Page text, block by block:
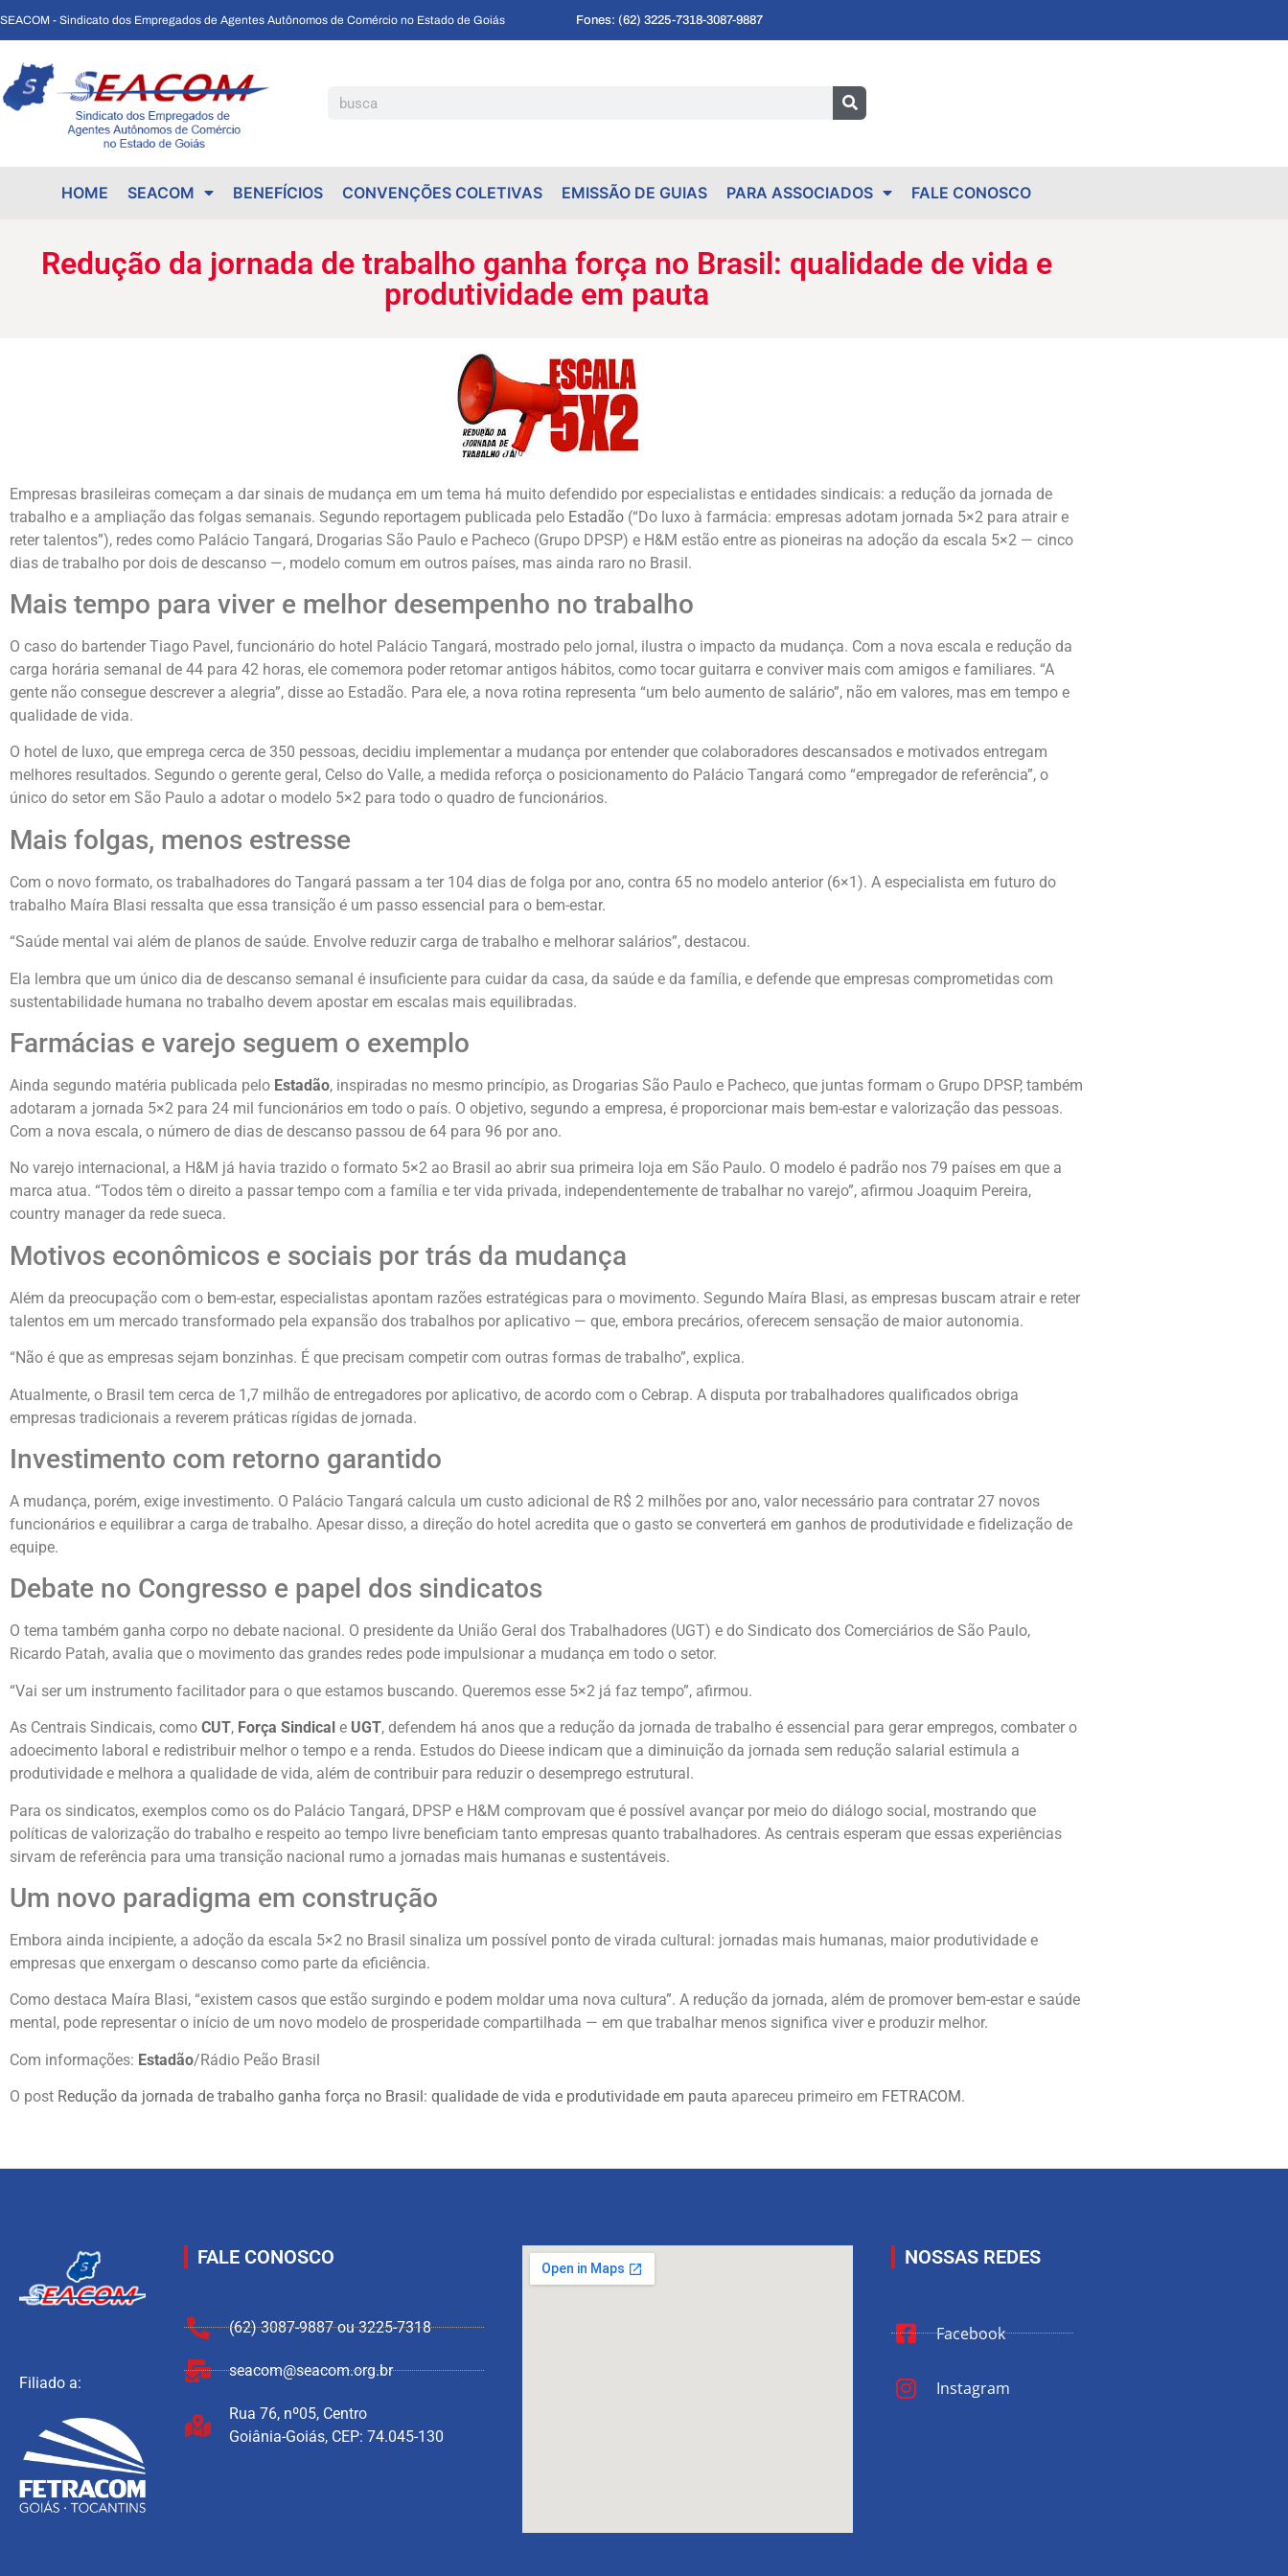
SEACOM - Sindicato dos Empregados de Agentes Autônomos de Comércio no Estado de Goiás Fones: (62) 3225-7318-3087-9887
HOME SEACOM BENEFÍCIOS CONVENÇÕES COLETIVAS EMISSÃO DE GUIAS PARA ASSOCIADOS FALE CONOSCO
Redução da jornada de trabalho ganha força no Brasil: qualidade de vida e
produtividade em pauta
Empresas brasileiras começam a dar sinais de mudança em um tema há muito defendido por especialistas e entidades sindicais: a redução da jornada de
trabalho e a ampliação das folgas semanais. Segundo reportagem publicada pelo Estadão (“Do luxo à farmácia: empresas adotam jornada 5×2 para atrair e
reter talentos”), redes como Palácio Tangará, Drogarias São Paulo e Pacheco (Grupo DPSP) e H&M estão entre as pioneiras na adoção da escala 5×2 — cinco
dias de trabalho por dois de descanso —, modelo comum em outros países, mas ainda raro no Brasil.
Mais tempo para viver e melhor desempenho no trabalho
O caso do bartender Tiago Pavel, funcionário do hotel Palácio Tangará, mostrado pelo jornal, ilustra o impacto da mudança. Com a nova escala e redução da
carga horária semanal de 44 para 42 horas, ele comemora poder retomar antigos hábitos, como tocar guitarra e conviver mais com amigos e familiares. “A
gente não consegue descrever a alegria”, disse ao Estadão. Para ele, a nova rotina representa “um belo aumento de salário”, não em valores, mas em tempo e
qualidade de vida.
O hotel de luxo, que emprega cerca de 350 pessoas, decidiu implementar a mudança por entender que colaboradores descansados e motivados entregam
melhores resultados. Segundo o gerente geral, Celso do Valle, a medida reforça o posicionamento do Palácio Tangará como “empregador de referência”, o
único do setor em São Paulo a adotar o modelo 5×2 para todo o quadro de funcionários.
Mais folgas, menos estresse
Com o novo formato, os trabalhadores do Tangará passam a ter 104 dias de folga por ano, contra 65 no modelo anterior (6×1). A especialista em futuro do
trabalho Maíra Blasi ressalta que essa transição é um passo essencial para o bem-estar.
“Saúde mental vai além de planos de saúde. Envolve reduzir carga de trabalho e melhorar salários”, destacou.
Ela lembra que um único dia de descanso semanal é insuficiente para cuidar da casa, da saúde e da família, e defende que empresas comprometidas com
sustentabilidade humana no trabalho devem apostar em escalas mais equilibradas.
Farmácias e varejo seguem o exemplo
Ainda segundo matéria publicada pelo Estadão, inspiradas no mesmo princípio, as Drogarias São Paulo e Pacheco, que juntas formam o Grupo DPSP, também
adotaram a jornada 5×2 para 24 mil funcionários em todo o país. O objetivo, segundo a empresa, é proporcionar mais bem-estar e valorização das pessoas.
Com a nova escala, o número de dias de descanso passou de 64 para 96 por ano.
No varejo internacional, a H&M já havia trazido o formato 5×2 ao Brasil ao abrir sua primeira loja em São Paulo. O modelo é padrão nos 79 países em que a
marca atua. “Todos têm o direito a passar tempo com a família e ter vida privada, independentemente de trabalhar no varejo”, afirmou Joaquim Pereira,
country manager da rede sueca.
Motivos econômicos e sociais por trás da mudança
Além da preocupação com o bem-estar, especialistas apontam razões estratégicas para o movimento. Segundo Maíra Blasi, as empresas buscam atrair e reter
talentos em um mercado transformado pela expansão dos trabalhos por aplicativo — que, embora precários, oferecem sensação de maior autonomia.
“Não é que as empresas sejam bonzinhas. É que precisam competir com outras formas de trabalho”, explica.
Atualmente, o Brasil tem cerca de 1,7 milhão de entregadores por aplicativo, de acordo com o Cebrap. A disputa por trabalhadores qualificados obriga
empresas tradicionais a reverem práticas rígidas de jornada.
Investimento com retorno garantido
A mudança, porém, exige investimento. O Palácio Tangará calcula um custo adicional de R$ 2 milhões por ano, valor necessário para contratar 27 novos
funcionários e equilibrar a carga de trabalho. Apesar disso, a direção do hotel acredita que o gasto se converterá em ganhos de produtividade e fidelização de
equipe.
Debate no Congresso e papel dos sindicatos
O tema também ganha corpo no debate nacional. O presidente da União Geral dos Trabalhadores (UGT) e do Sindicato dos Comerciários de São Paulo,
Ricardo Patah, avalia que o movimento das grandes redes pode impulsionar a mudança em todo o setor.
“Vai ser um instrumento facilitador para o que estamos buscando. Queremos esse 5×2 já faz tempo”, afirmou.
As Centrais Sindicais, como CUT, Força Sindical e UGT, defendem há anos que a redução da jornada de trabalho é essencial para gerar empregos, combater o
adoecimento laboral e redistribuir melhor o tempo e a renda. Estudos do Dieese indicam que a diminuição da jornada sem redução salarial estimula a
produtividade e melhora a qualidade de vida, além de contribuir para reduzir o desemprego estrutural.
Para os sindicatos, exemplos como os do Palácio Tangará, DPSP e H&M comprovam que é possível avançar por meio do diálogo social, mostrando que
políticas de valorização do trabalho e respeito ao tempo livre beneficiam tanto empresas quanto trabalhadores. As centrais esperam que essas experiências
sirvam de referência para uma transição nacional rumo a jornadas mais humanas e sustentáveis.
Um novo paradigma em construção
Embora ainda incipiente, a adoção da escala 5×2 no Brasil sinaliza um possível ponto de virada cultural: jornadas mais humanas, maior produtividade e
empresas que enxergam o descanso como parte da eficiência.
Como destaca Maíra Blasi, “existem casos que estão surgindo e podem moldar uma nova cultura”. A redução da jornada, além de promover bem-estar e saúde
mental, pode representar o início de um novo modelo de prosperidade compartilhada — em que trabalhar menos significa viver e produzir melhor.
Com informações: Estadão/Rádio Peão Brasil
O post Redução da jornada de trabalho ganha força no Brasil: qualidade de vida e produtividade em pauta apareceu primeiro em FETRACOM.
Filiado a:
FALE CONOSCO
(62) 3087-9887 ou 3225-7318
seacom@seacom.org.br
Rua 76, nº05, Centro
Goiânia-Goiás, CEP: 74.045-130
NOSSAS REDES
Facebook
Instagram